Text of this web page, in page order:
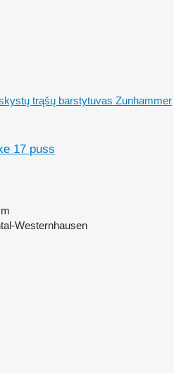
trąšų barstytuvas Zunhammer
17 puss
Westernhausen